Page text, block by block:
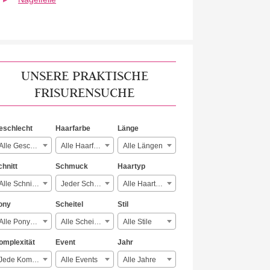
UNSERE PRAKTISCHE
FRISURENSUCHE
Alle Geschlechter
Haarfarbe
Alle Haarfarben
Länge
Alle Längen
Alle Schnitte
Schmuck
Jeder Schmuck
Haartyp
Alle Haartypen
Alle Ponyarten
Scheitel
Alle Scheitelarten
Stil
Alle Stile
Jede Komplexität
Event
Alle Events
Jahr
Alle Jahre